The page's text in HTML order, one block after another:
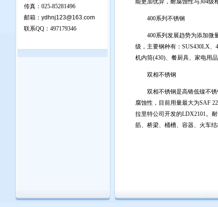
传真：025-85281496
邮箱： ydhnj123@163.com
联系QQ： 497179346
能更加优异，耐腐蚀性与304级
400系列不锈钢
400系列发展趋势为添加微量
级，主要钢种有：SUS430LX、
机内筒(430)、餐厨具、家电用
双相不锈钢
双相不锈钢是高铬低镍不锈
腐蚀性，目前用量最大为SAF
拉里特公司开发的LDX2101。
筋、桥梁、桶槽、容器、火车